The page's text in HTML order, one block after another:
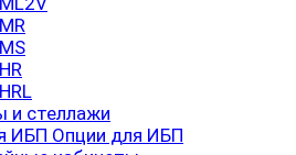
стеллажи
Опции для ИБП